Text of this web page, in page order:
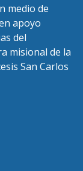
medio de
apoyo
del
misional de la
San Carlos